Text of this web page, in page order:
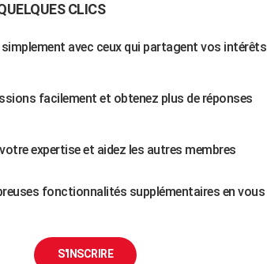
CLICS
avec ceux qui partagent vos intérêts
facilement et obtenez plus de réponses
expertise et aidez les autres membres
fonctionnalités supplémentaires en vous
S'INSCRIRE